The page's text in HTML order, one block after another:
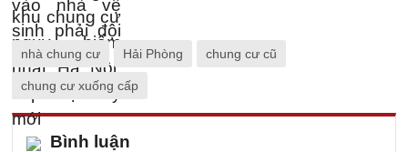
nhà chung cư Hải Phòng chung cư cũ
chung cư xuống cấp
Bình luận